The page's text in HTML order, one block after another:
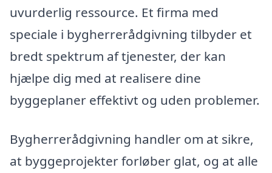
uvurderlig ressource. Et firma med
speciale i bygherrerådgivning tilbyder et
bredt spektrum af tjenester, der kan
hjælpe dig med at realisere dine
byggeplaner effektivt og uden problemer.
Bygherrerådgivning handler om at sikre,
at byggeprojekter forløber glat, og at alle